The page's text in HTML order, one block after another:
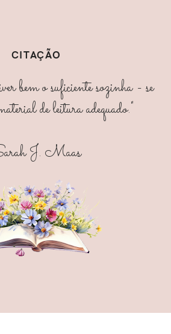
CITAÇÃO
bem o suficiente sozinha - se
de leitura adequado."
J. Maas